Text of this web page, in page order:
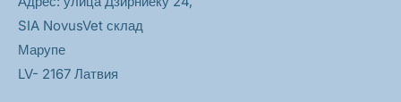
SIA NovusVet склад
Марупе
LV- 2167 Латвия